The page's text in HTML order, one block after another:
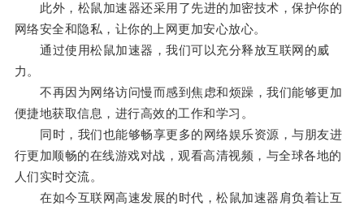
此外，松鼠加速器还采用了先进的加密技术，保护你的
网络安全和隐私，让你的上网更加安心放心。
通过使用松鼠加速器，我们可以充分释放互联网的威
力。
不再因为网络访问慢而感到焦虑和烦躁，我们能够更加
便捷地获取信息，进行高效的工作和学习。
同时，我们也能够畅享更多的网络娱乐资源，与朋友进
行更加顺畅的在线游戏对战，观看高清视频，与全球各地的
人们实时交流。
在如今互联网高速发展的时代，松鼠加速器肩负着让互